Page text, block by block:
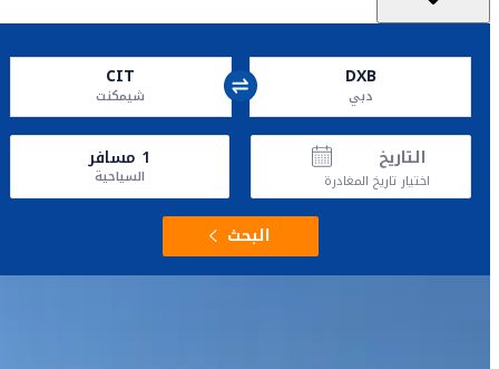
DXB
دبي
CIT
شيمكنت
التاريخ
اختيار تاريخ المغادرة
1 مسافر
السياحية
البحث